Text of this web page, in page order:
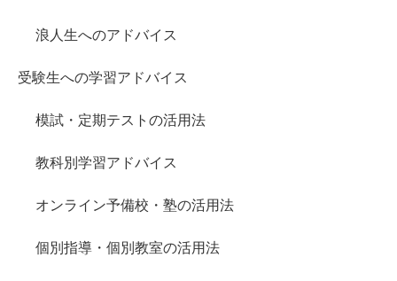
浪人生へのアドバイス
受験生への学習アドバイス
模試・定期テストの活用法
教科別学習アドバイス
オンライン予備校・塾の活用法
個別指導・個別教室の活用法